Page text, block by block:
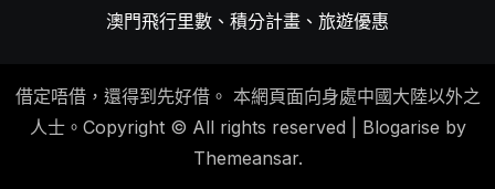
澳門飛行里數、積分計畫、旅遊優惠
借定唔借，還得到先好借。 本網頁面向身處中國大陸以外之
人士。Copyright © All rights reserved
Blogarise by
Themeansar.